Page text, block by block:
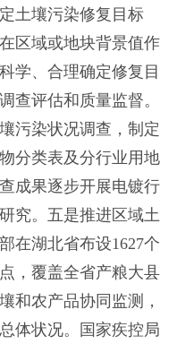
土壤污染修复目标
区域或地块背景值作
学、合理确定修复目
查评估和质量监督。
污染状况调查，制定
分类表及分行业用地
成果逐步开展电镀行
究。五是推进区域土
在湖北省布设1627个
，覆盖全省产粮大县
和农产品协同监测，
体状况。国家疾控局